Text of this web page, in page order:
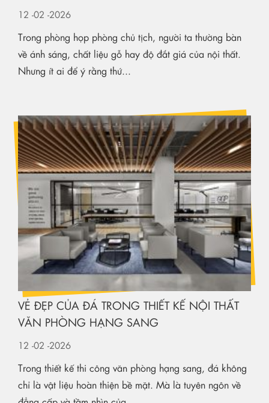
12 -02 -2026
Trong phòng họp phòng chủ tịch, người ta thường bàn
về ánh sáng, chất liệu gỗ hay độ đắt giá của nội thất.
Nhưng ít ai để ý rằng thứ...
VẺ ĐẸP CỦA ĐÁ TRONG THIẾT KẾ NỘI THẤT
VĂN PHÒNG HẠNG SANG
12 -02 -2026
Trong thiết kế thi công văn phòng hạng sang, đá không
chỉ là vật liệu hoàn thiện bề mặt. Mà là tuyên ngôn về